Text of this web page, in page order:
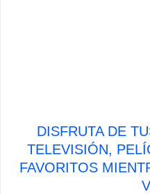
DISFRUTA DE
TELEVISIÓN,
FAVORITOS